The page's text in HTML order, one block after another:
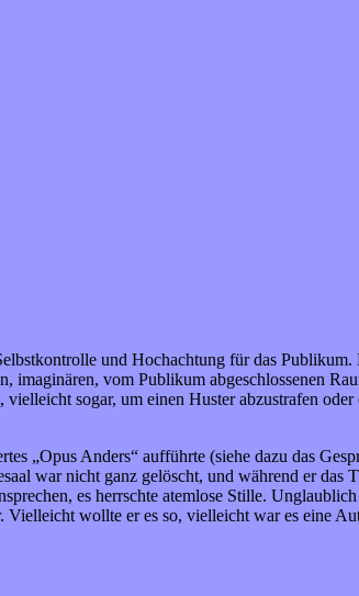
und Hochachtung für das Publikum.
imaginären, vom Publikum abgeschlossenen
sogar, um einen Huster abzustrafen oder
„Opus Anders“ aufführte (siehe dazu das
war nicht ganz gelöscht, und während er das
es herrschte atemlose Stille.
wollte er es so, vielleicht war es eine